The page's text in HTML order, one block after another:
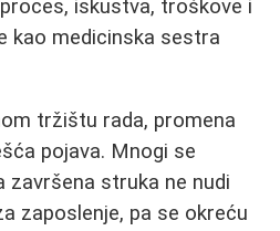
iskustva, troškove i
kao medicinska sestra
tržištu rada, promena
pojava. Mnogi se
završena struka ne nudi
zaposlenje, pa se okreću